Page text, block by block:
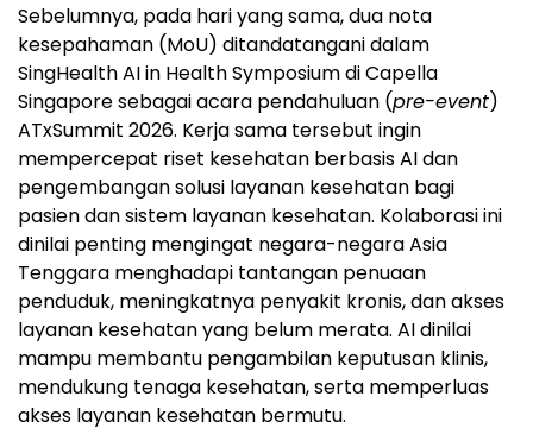
Sebelumnya, pada hari yang sama, dua nota
kesepahaman (MoU) ditandatangani dalam
SingHealth AI in Health Symposium di Capella
Singapore sebagai acara pendahuluan (pre-event)
ATxSummit 2026. Kerja sama tersebut ingin
mempercepat riset kesehatan berbasis AI dan
pengembangan solusi layanan kesehatan bagi
pasien dan sistem layanan kesehatan. Kolaborasi ini
dinilai penting mengingat negara-negara Asia
Tenggara menghadapi tantangan penuaan
penduduk, meningkatnya penyakit kronis, dan akses
layanan kesehatan yang belum merata. AI dinilai
mampu membantu pengambilan keputusan klinis,
mendukung tenaga kesehatan, serta memperluas
akses layanan kesehatan bermutu.